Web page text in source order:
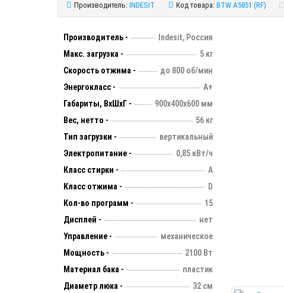
Производитель: INDESIT Код товара: BTW A5851 (RF)
Производитель -
Indesit, Россия
Макс. загрузка -
5 кг
Скорость отжима -
до 800 об/мин
Энергокласс -
А+
Габариты, ВхШхГ -
900х400х600 мм
Вес, нетто -
56 кг
Тип загрузки -
вертикальный
Электропитание -
0,85 кВт/ч
Класс стирки -
А
Класс отжима -
D
Кол-во программ -
15
Дисплей -
нет
Управление -
механическое
Мощность -
2100 Вт
Материал бака -
пластик
Диаметр люка -
32 см